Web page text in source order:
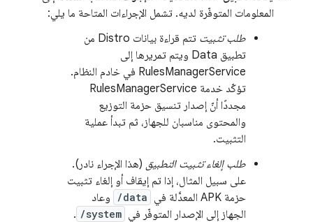
المعلومات المتوفّرة لديه. تشمل الإجراءات المتاحة ما يلي:
طلب تثبيت
تتم قراءة بيانات Distro من
تطبيق Data ويتم تمريرها إلى
RulesManagerService في خادم النظام.
تؤكّد خدمة RulesManagerService
مجددًا أنّ إصدار تنسيق حزمة التوزيع
والمحتوى مناسبان للجهاز، ثم تبدأ عملية
التثبيت.
طلب إلغاء تثبيت التطبيق (هذا الإجراء نادر).
على سبيل المثال، إذا تم إيقاف أو إلغاء تثبيت
حزمة APK المعدَّلة في
/data
وعاد
الجهاز إلى الإصدار المتوفّر في /system
.